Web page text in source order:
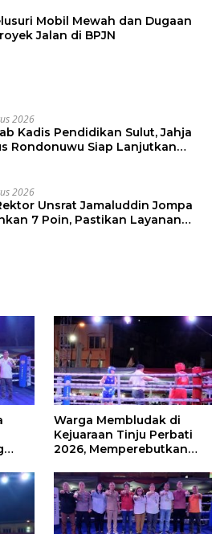
Mobil Mewah dan Dugaan
Jalan di BPJN
2026
Kadis Pendidikan Sulut, Jahja
Rondonuwu Siap Lanjutkan
2026
Unsrat Jamaluddin Jompa
7 Poin, Pastikan Layanan
Warga Membludak di
Kejuaraan Tinju Perbati
2026, Memperebutkan